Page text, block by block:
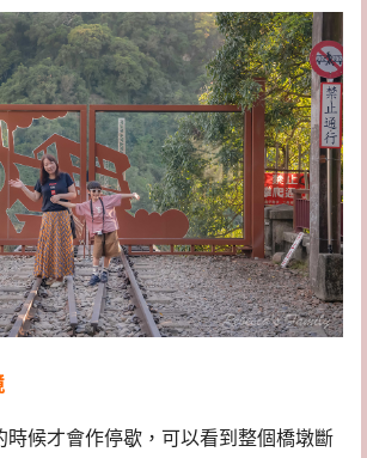
時候才會作停歇，可以看到整個橋墩斷